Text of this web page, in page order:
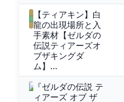
【ティアキン】白
龍の出現場所と入
手素材【ゼルダの
伝説ティアーズオ
ブザキングダ
ム】...
『ゼルダの伝説 テ
ィアーズ オブ ザ